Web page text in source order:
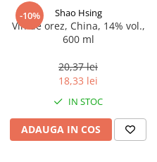
-10% Shao Hsing
Vin de orez, China, 14% vol.,
600 ml
20,37 lei
18,33 lei
IN STOC
ADAUGA IN COS